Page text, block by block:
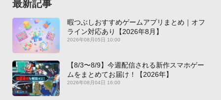
最新記事
暇つぶしおすすめゲームアプリまとめ｜オフ
ライン対応あり【2026年8月】
2026年08月05日 10:00
【8/3〜8/9】今週配信される新作スマホゲー
ムをまとめてお届け！【2026年】
2026年08月04日 16:00